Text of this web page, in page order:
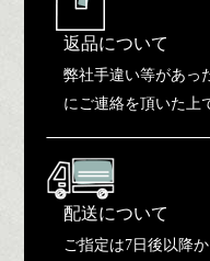
返品について
弊社手違い等があっ
にご連絡を頂いた上
配送について
ご指定は7日後以降か